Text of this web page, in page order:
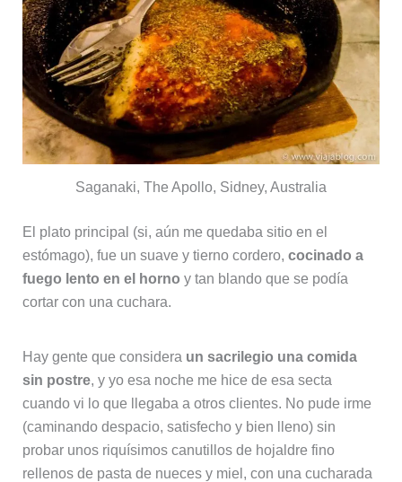
Saganaki, The Apollo, Sidney, Australia
El plato principal (si, aún me quedaba sitio en el
estómago), fue un suave y tierno cordero, cocinado a
fuego lento en el horno y tan blando que se podía
cortar con una cuchara.
Hay gente que considera un sacrilegio una comida
sin postre, y yo esa noche me hice de esa secta
cuando vi lo que llegaba a otros clientes. No pude irme
(caminando despacio, satisfecho y bien lleno) sin
probar unos riquísimos canutillos de hojaldre fino
rellenos de pasta de nueces y miel, con una cucharada